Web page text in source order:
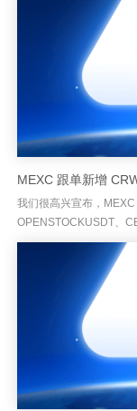
我们很高兴宣布，
OPENSTOCKUSDT、
过这些新上线的交易对，